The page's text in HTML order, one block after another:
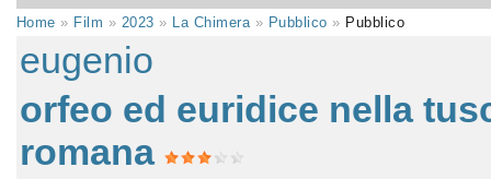
Home » Film » 2023 » La Chimera» Pubblico » Pubblico
eugenio
orfeo ed euridice nella
romana